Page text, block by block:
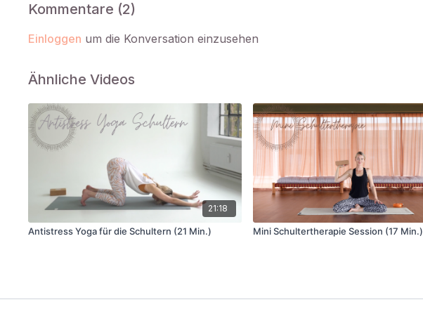
Kommentare (2)
Einloggen um die Konversation einzusehen
Ähnliche Videos
21:18
Antistress Yoga für die Schultern (21 Min.) Mini Schultertherapie Session (17 Min.)